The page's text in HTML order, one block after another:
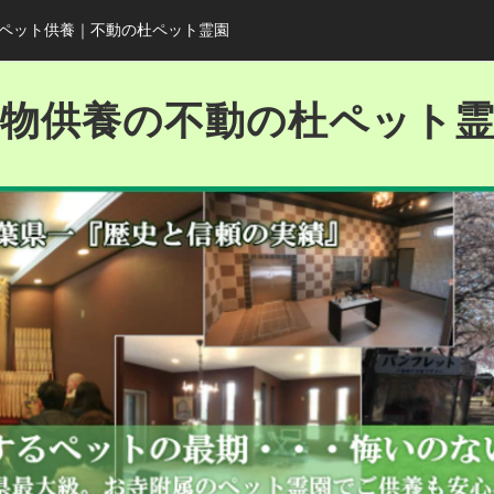
ット供養｜不動の杜ペット霊園
供養の不動の杜ペット